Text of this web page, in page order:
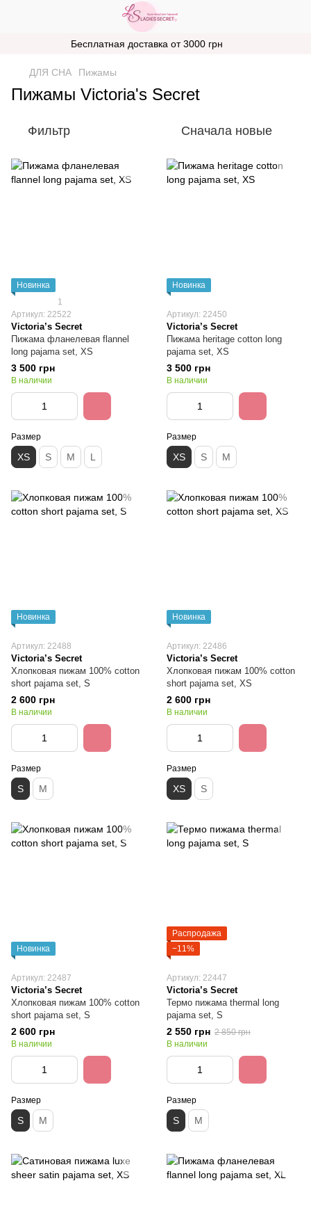
Бесплатная доставка от 3000 грн
ДЛЯ СНА Пижамы
Пижамы Victoria's Secret
Фильтр Сначала новые
Новинка
1
Артикул: 22522
Victoria’s Secret
Пижама фланелевая flannel
long pajama set, XS
3 500 грн
В наличии
Размер
XS S M L
Новинка
Артикул: 22450
Victoria’s Secret
Пижама heritage cotton long
pajama set, XS
3 500 грн
В наличии
Размер
XS S M
Новинка
Артикул: 22488
Victoria’s Secret
Хлопковая пижам 100% cotton
short pajama set, S
2 600 грн
В наличии
Размер
S M
Новинка
Артикул: 22486
Victoria’s Secret
Хлопковая пижам 100% cotton
short pajama set, XS
2 600 грн
В наличии
Размер
XS S
Новинка
Артикул: 22487
Victoria’s Secret
Хлопковая пижам 100% cotton
short pajama set, S
2 600 грн
В наличии
Размер
S M
Распродажа
−11%
Артикул: 22447
Victoria’s Secret
Термо пижама thermal long
pajama set, S
2 550 грн 2 850 грн
В наличии
Размер
S M